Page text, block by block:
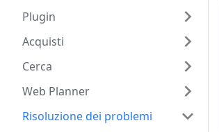
Plugin
Acquisti
Cerca
Web Planner
Risoluzione dei problemi